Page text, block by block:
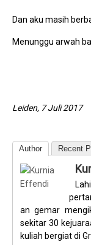
Dan aku masih
Menunggu arwah
Leiden, 7 Juli 2017
Author Recent
an gemar
sekitar 30
kuliah bergiat di